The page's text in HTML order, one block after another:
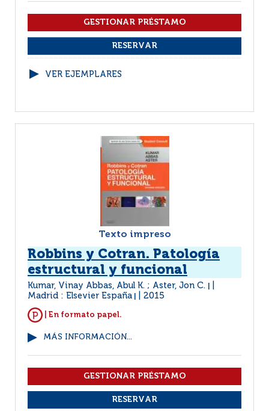
VER EJEMPLARES
Texto impreso
Robbins y Cotran. Patología
estructural y funcional
Kumar, Vinay Abbas, Abul K. ; Aster, Jon C.
Madrid : Elsevier España 2015
| En formato papel.
MÁS INFORMACIÓN...